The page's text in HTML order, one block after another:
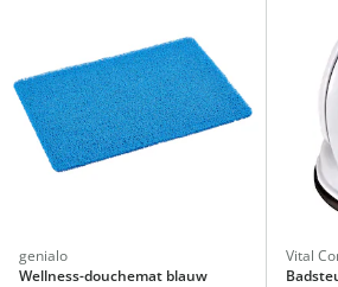
genialo
Wellness-douchemat blauw
Vital